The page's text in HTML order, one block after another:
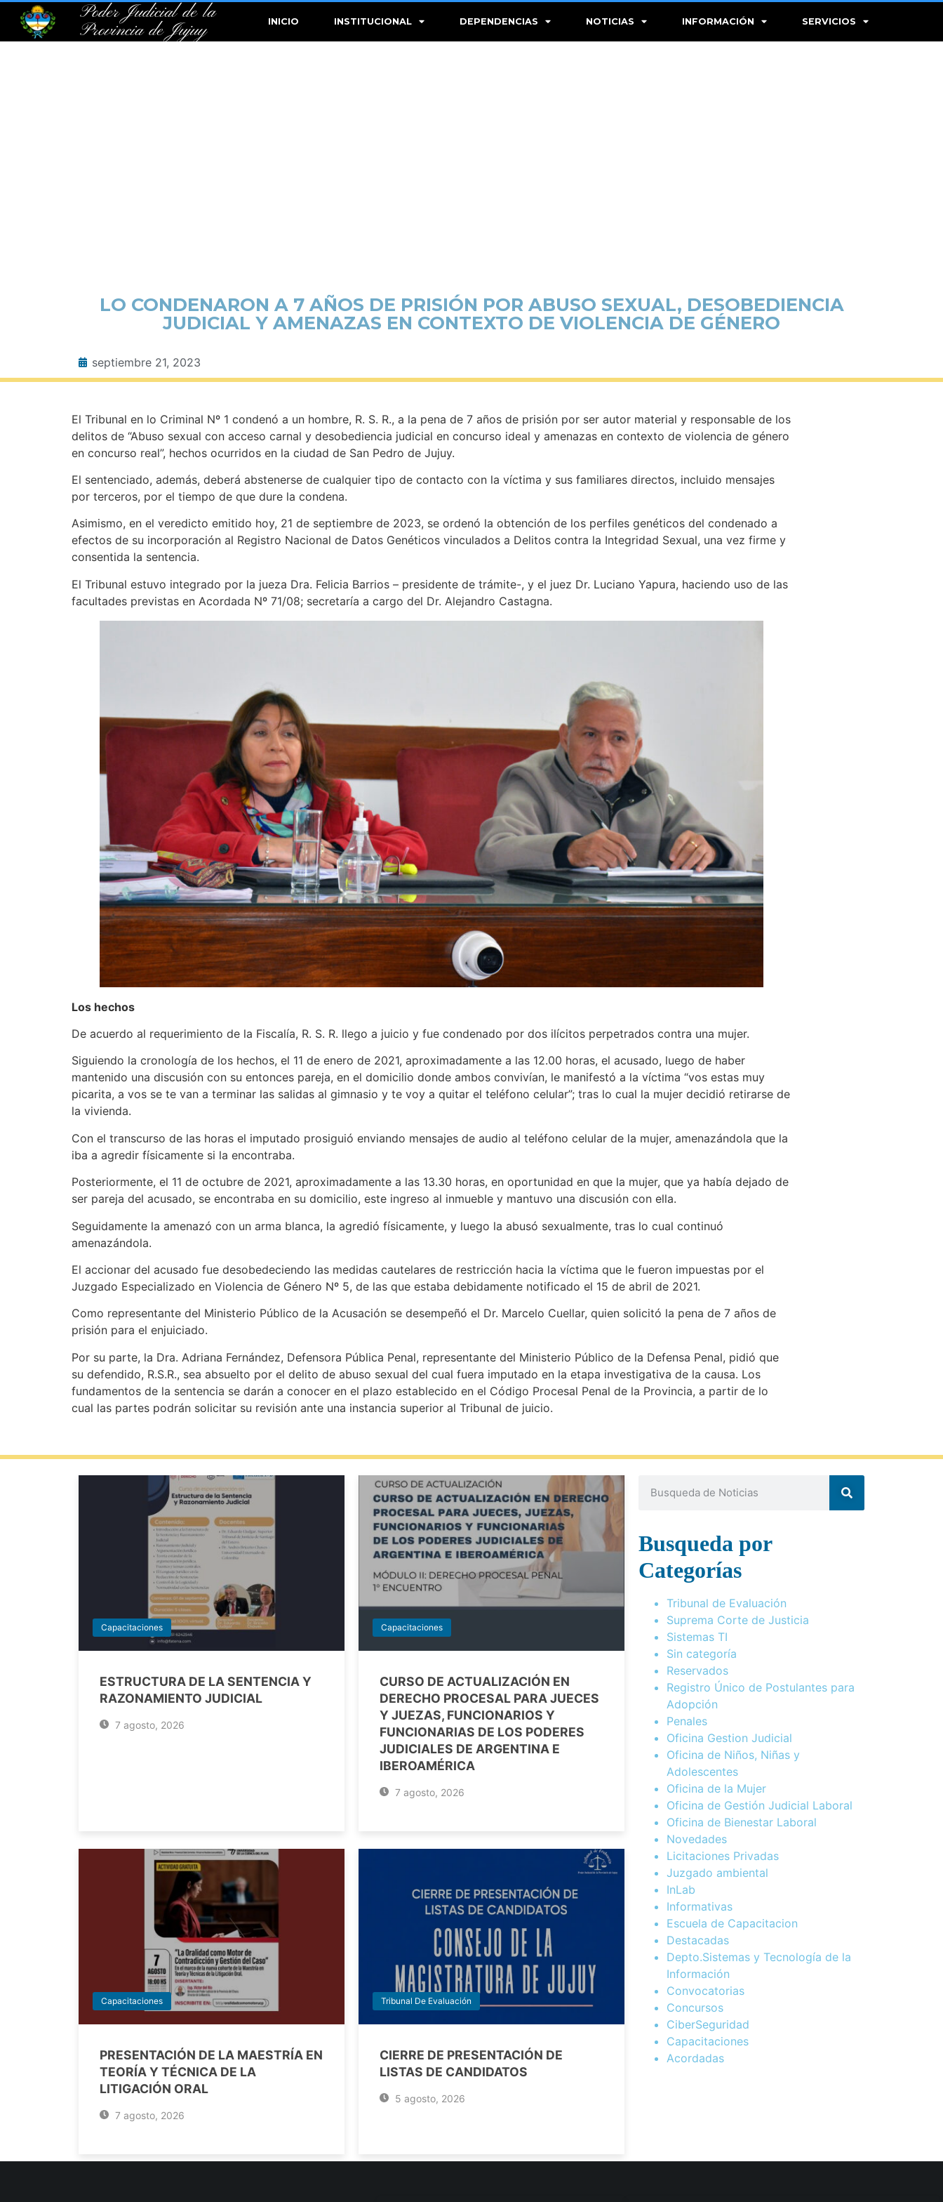
Poder Judicial de la
Provincia de Jujuy
INICIO INSTITUCIONAL DEPENDENCIAS NOTICIAS INFORMACIÓN SERVICIOS
LO CONDENARON A 7 AÑOS DE PRISIÓN POR ABUSO SEXUAL, DESOBEDIENCIA
JUDICIAL Y AMENAZAS EN CONTEXTO DE VIOLENCIA DE GÉNERO
septiembre 21, 2023
El Tribunal en lo Criminal Nº 1 condenó a un hombre, R. S. R., a la pena de 7 años de prisión por ser autor material y responsable de los
delitos de “Abuso sexual con acceso carnal y desobediencia judicial en concurso ideal y amenazas en contexto de violencia de género
en concurso real”, hechos ocurridos en la ciudad de San Pedro de Jujuy.
El sentenciado, además, deberá abstenerse de cualquier tipo de contacto con la víctima y sus familiares directos, incluido mensajes
por terceros, por el tiempo de que dure la condena.
Asimismo, en el veredicto emitido hoy, 21 de septiembre de 2023, se ordenó la obtención de los perfiles genéticos del condenado a
efectos de su incorporación al Registro Nacional de Datos Genéticos vinculados a Delitos contra la Integridad Sexual, una vez firme y
consentida la sentencia.
El Tribunal estuvo integrado por la jueza Dra. Felicia Barrios – presidente de trámite-, y el juez Dr. Luciano Yapura, haciendo uso de las
facultades previstas en Acordada Nº 71/08; secretaría a cargo del Dr. Alejandro Castagna.
Los hechos
De acuerdo al requerimiento de la Fiscalía, R. S. R. llego a juicio y fue condenado por dos ilícitos perpetrados contra una mujer.
Siguiendo la cronología de los hechos, el 11 de enero de 2021, aproximadamente a las 12.00 horas, el acusado, luego de haber
mantenido una discusión con su entonces pareja, en el domicilio donde ambos convivían, le manifestó a la víctima “vos estas muy
picarita, a vos se te van a terminar las salidas al gimnasio y te voy a quitar el teléfono celular”; tras lo cual la mujer decidió retirarse de
la vivienda.
Con el transcurso de las horas el imputado prosiguió enviando mensajes de audio al teléfono celular de la mujer, amenazándola que la
iba a agredir físicamente si la encontraba.
Posteriormente, el 11 de octubre de 2021, aproximadamente a las 13.30 horas, en oportunidad en que la mujer, que ya había dejado de
ser pareja del acusado, se encontraba en su domicilio, este ingreso al inmueble y mantuvo una discusión con ella.
Seguidamente la amenazó con un arma blanca, la agredió físicamente, y luego la abusó sexualmente, tras lo cual continuó
amenazándola.
El accionar del acusado fue desobedeciendo las medidas cautelares de restricción hacia la víctima que le fueron impuestas por el
Juzgado Especializado en Violencia de Género Nº 5, de las que estaba debidamente notificado el 15 de abril de 2021.
Como representante del Ministerio Público de la Acusación se desempeñó el Dr. Marcelo Cuellar, quien solicitó la pena de 7 años de
prisión para el enjuiciado.
Por su parte, la Dra. Adriana Fernández, Defensora Pública Penal, representante del Ministerio Público de la Defensa Penal, pidió que
su defendido, R.S.R., sea absuelto por el delito de abuso sexual del cual fuera imputado en la etapa investigativa de la causa. Los
fundamentos de la sentencia se darán a conocer en el plazo establecido en el Código Procesal Penal de la Provincia, a partir de lo
cual las partes podrán solicitar su revisión ante una instancia superior al Tribunal de juicio.
Capacitaciones
ESTRUCTURA DE LA SENTENCIA Y
RAZONAMIENTO JUDICIAL
7 agosto, 2026
Capacitaciones
CURSO DE ACTUALIZACIÓN EN
DERECHO PROCESAL PARA JUECES
Y JUEZAS, FUNCIONARIOS Y
FUNCIONARIAS DE LOS PODERES
JUDICIALES DE ARGENTINA E
IBEROAMÉRICA
7 agosto, 2026
Capacitaciones
PRESENTACIÓN DE LA MAESTRÍA EN
TEORÍA Y TÉCNICA DE LA
LITIGACIÓN ORAL
7 agosto, 2026
Tribunal De Evaluación
CIERRE DE PRESENTACIÓN DE
LISTAS DE CANDIDATOS
5 agosto, 2026
Busqueda por
Categorías
Tribunal de Evaluación
Suprema Corte de Justicia
Sistemas TI
Sin categoría
Reservados
Registro Único de Postulantes para
Adopción
Penales
Oficina Gestion Judicial
Oficina de Niños, Niñas y
Adolescentes
Oficina de la Mujer
Oficina de Gestión Judicial Laboral
Oficina de Bienestar Laboral
Novedades
Licitaciones Privadas
Juzgado ambiental
InLab
Informativas
Escuela de Capacitacion
Destacadas
Depto.Sistemas y Tecnología de la
Información
Convocatorias
Concursos
CiberSeguridad
Capacitaciones
Acordadas